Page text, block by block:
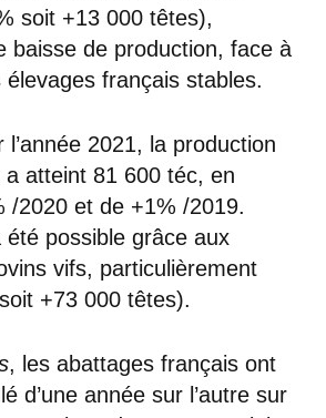
soit +13 000 têtes),
baisse de production, face à
français stables.
l’année 2021, la production
a atteint 81 600 téc, en
/2020 et de +1% /2019.
été possible grâce aux
vifs, particulièrement
+73 000 têtes).
, les abattages français ont
d’une année sur l’autre sur